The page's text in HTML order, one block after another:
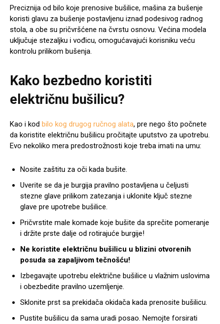
Preciznija od bilo koje prenosive bušilice, mašina za bušenje
koristi glavu za bušenje postavljenu iznad podesivog radnog
stola, a obe su pričvršćene na čvrstu osnovu. Većina modela
uključuje stezaljku i vođicu, omogućavajući korisniku veću
kontrolu prilikom bušenja.
Kako bezbedno koristiti
električnu bušilicu?
Kao i kod bilo kog drugog ručnog alata, pre nego što počnete
da koristite električnu bušilicu pročitajte uputstvo za upotrebu.
Evo nekoliko mera predostrožnosti koje treba imati na umu:
Nosite zaštitu za oči kada bušite.
Uverite se da je burgija pravilno postavljena u čeljusti
stezne glave prilikom zatezanja i uklonite ključ stezne
glave pre upotrebe bušilice.
Pričvrstite male komade koje bušite da sprečite pomeranje
i držite prste dalje od rotirajuće burgije!
Ne koristite električnu bušilicu u blizini otvorenih
posuda sa zapaljivom tečnošću!
Izbegavajte upotrebu električne bušilice u vlažnim uslovima
i obezbedite pravilno uzemljenje.
Sklonite prst sa prekidača okidača kada prenosite bušilicu.
Pustite bušilicu da sama uradi posao. Nemojte forsirati